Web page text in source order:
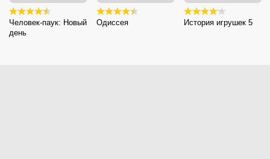
Человек-паук: Новый
день
Одиссея История игрушек 5